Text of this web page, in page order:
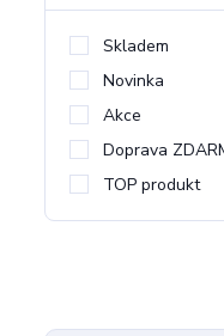
Skladem
Novinka
Akce
Doprava
TOP produkt